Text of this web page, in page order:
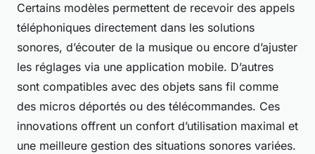
Certains modèles permettent de recevoir des appels
téléphoniques directement dans les solutions
sonores, d’écouter de la musique ou encore d’ajuster
les réglages via une application mobile. D’autres
sont compatibles avec des objets sans fil comme
des micros déportés ou des télécommandes. Ces
innovations offrent un confort d’utilisation maximal et
une meilleure gestion des situations sonores variées.